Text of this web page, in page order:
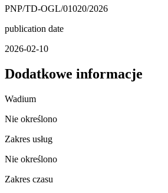
PNP/TD-OGL/01020/2026
publication date
2026-02-10
Dodatkowe informacje
Wadium
Nie określono
Zakres usług
Nie określono
Zakres czasu